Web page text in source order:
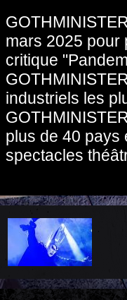
mars 2025 pour
critique
industriels les
plus de 40 pays
spectacles